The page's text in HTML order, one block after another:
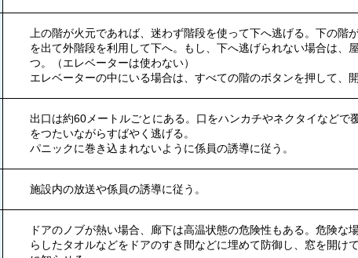
上の階が火元であれば、迷わず階段を使って下へ逃げる。下の階
を出て外階段を利用して下へ。もし、下へ逃げられない場合は、
つ。（エレベーターは使わない）
エレベーターの中にいる場合は、すべての階のボタンを押して、
出口は約60メートルごとにある。口をハンカチやネクタイなどで
をつたいながらすばやく逃げる。
パニックに巻き込まれないように係員の誘導に従う。
施設内の放送や係員の誘導に従う。
ドアのノブが熱い場合、廊下は高温状態の危険性もある。危険な
らしたタオルなどをドアのすき間などに埋めて防御し、窓を開け